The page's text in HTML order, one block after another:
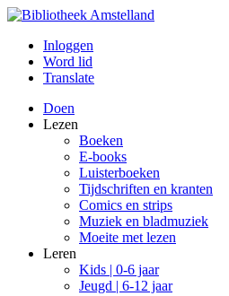
Inloggen
Word lid
Translate
Doen
Lezen
Boeken
E-books
Luisterboeken
Tijdschriften en kranten
Comics en strips
Muziek en bladmuziek
Moeite met lezen
Leren
Kids | 0-6 jaar
Jeugd | 6-12 jaar